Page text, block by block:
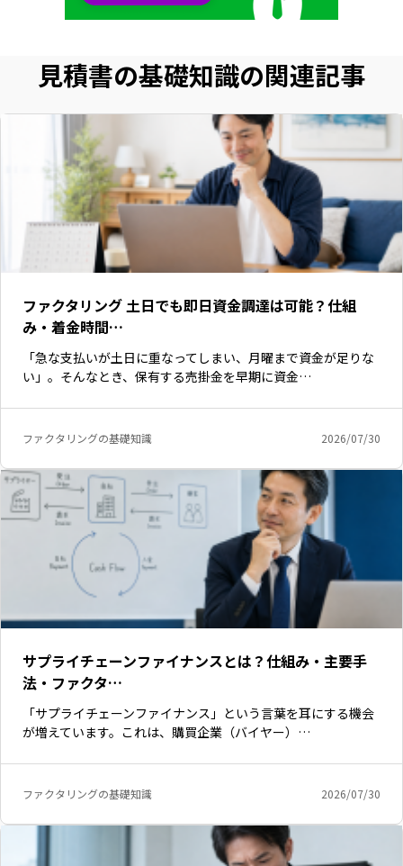
見積書の基礎知識の関連記事
ファクタリング 土日でも即日資金調達は可能？仕組
み・着金時間…
「急な支払いが土日に重なってしまい、月曜まで資金が足りな
い」。そんなとき、保有する売掛金を早期に資金…
ファクタリングの基礎知識 2026/07/30
サプライチェーンファイナンスとは？仕組み・主要手
法・ファクタ…
「サプライチェーンファイナンス」という言葉を耳にする機会
が増えています。これは、購買企業（バイヤー）…
ファクタリングの基礎知識 2026/07/30
いますぐ無料登録